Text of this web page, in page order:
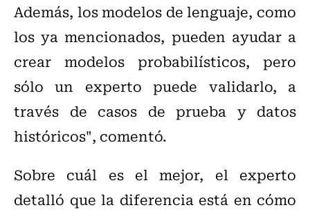
Además, los modelos de lenguaje, como
los ya mencionados, pueden ayudar a
crear modelos probabilísticos, pero
sólo un experto puede validarlo, a
través de casos de prueba y datos
históricos", comentó.
Sobre cuál es el mejor, el experto
detalló que la diferencia está en cómo